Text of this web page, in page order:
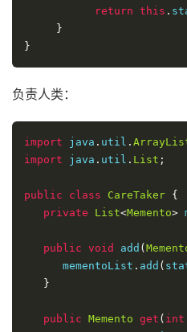
return this .
}
}
负责人类：
import java . util .
import java . util . List ;
public class CareTaker {
private
List<Memento>
public void add (
      mementoList
. add (
}
public Memento get ( int